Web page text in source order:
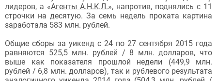
лидеров, а «Агенты А.Н.К.Л.», напротив, поднялись с 11
строчки на десятую. За семь недель проката картина
заработала 583 млн. рублей.
Общие сборы за уикенд с 24 по 27 сентября 2015 года
равняются 525,5 млн. рублей / 8 млн. долларов, что
выше как показателя прошлой недели (449,9 млн.
рублей / 6,8 млн. долларов), так и рублевого результата